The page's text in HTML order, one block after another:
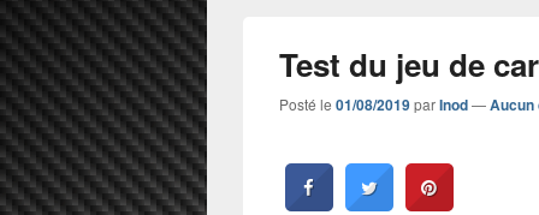
Test du jeu de
Posté le 01/08/2019parInod—Aucun